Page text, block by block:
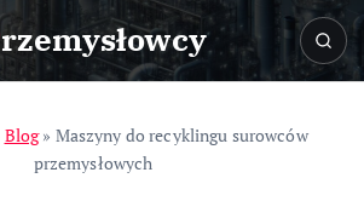
Przemysłowcy
Blog» Maszyny do recyklingu surowców
przemysłowych